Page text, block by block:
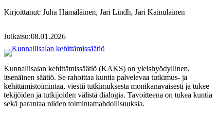
Kirjoittanut: Juha Hämäläinen, Jari Lindh, Jari Kainulainen
Julkaisu:08.01.2026
Kunnallisalan kehittämissäätiö (KAKS) on yleishyödyllinen,
itsenäinen säätiö. Se rahoittaa kuntia palvelevaa tutkimus- ja
kehittämistoimintaa, viestii tutkimuksesta monikanavaisesti ja tukee
tekijöiden ja tutkijoiden välistä dialogia. Tavoitteena on tukea kuntia
sekä parantaa niiden toimintamahdollisuuksia.